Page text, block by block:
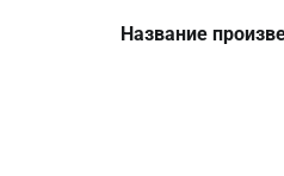
Название